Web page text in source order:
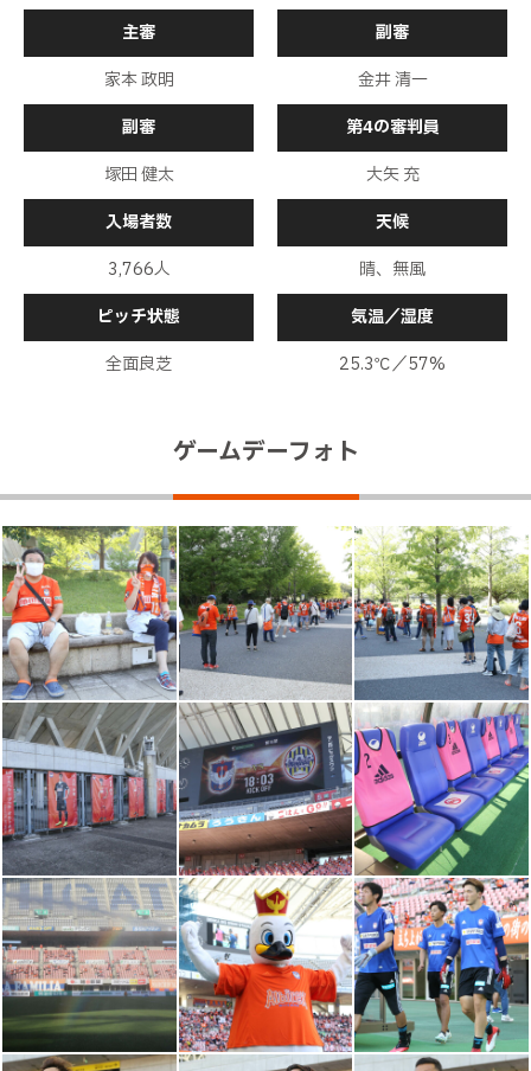
キッカーの高木がクロスを供給。ペナルティエリア
内で味方が競るも、合わせられない。そのこぼれ球
に反応したＧゴンザレスがペナルティエリア手前の
左から右足でクロスを供給。ファビオがオーバーヘ
ッドで合わせるも、ジャストミートしない
前半3分 両チームともにロングボールを蹴り合う展開
新潟の直近５試合は２勝２分け１敗。山形の直近５試合は１
勝２分け２敗。両者の過去対戦成績は１８勝７分け７敗と新
潟の勝ち越し
山形ボールでキックオフ、試合開始
主審
家本 政明
副審
金井 清一
副審
塚田 健太
第4の審判員
大矢 充
入場者数
3,766人
天候
晴、無風
ピッチ状態
全面良芝
気温／湿度
25.3℃／57%
ゲームデーフォト